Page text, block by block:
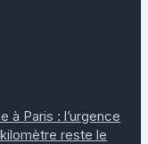
à Paris : l’urgence
reste le